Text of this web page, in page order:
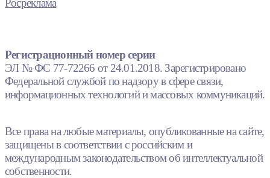
Росреклама
Регистрационный номер серии
ЭЛ № ФС 77-72266 от 24.01.2018. Зарегистрировано
Федеральной службой по надзору в сфере связи,
информационных технологий и массовых коммуникаций.
Все права на любые материалы, опубликованные на сайте,
защищены в соответствии с российским и
международным законодательством об интеллектуальной
собственности.